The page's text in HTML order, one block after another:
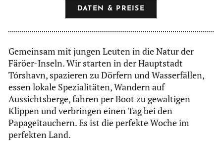
DATEN & PREISE
Gemeinsam mit jungen Leuten in die Natur der
Färöer-Inseln. Wir starten in der Hauptstadt
Tórshavn, spazieren zu Dörfern und Wasserfällen,
essen lokale Spezialitäten, Wandern auf
Aussichtsberge, fahren per Boot zu gewaltigen
Klippen und verbringen einen Tag bei den
Papageitauchern. Es ist die perfekte Woche im
perfekten Land.